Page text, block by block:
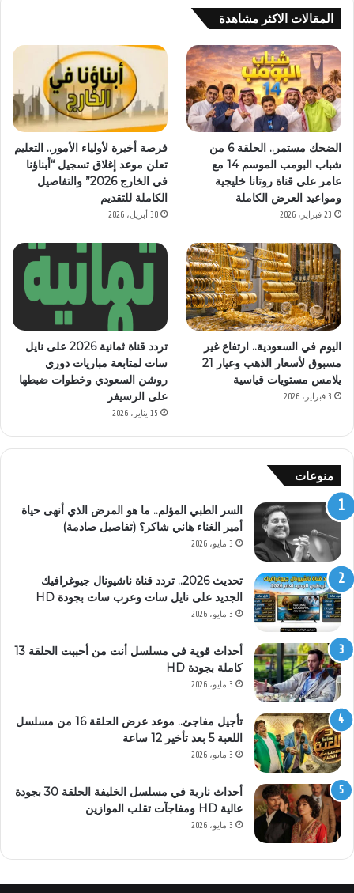
المقالات الاكثر مشاهدة
الضحك مستمر.. الحلقة 6 من
شباب البومب الموسم 14 مع
عامر على قناة روتانا خليجية
ومواعيد العرض الكاملة
23 فبراير، 2026
فرصة أخيرة لأولياء الأمور.. التعليم
تعلن موعد إغلاق تسجيل “أبناؤنا
في الخارج 2026” والتفاصيل
الكاملة للتقديم
30 أبريل، 2026
اليوم في السعودية.. ارتفاع غير
مسبوق لأسعار الذهب وعيار 21
يلامس مستويات قياسية
3 فبراير، 2026
تردد قناة ثمانية 2026 على نايل
سات لمتابعة مباريات دوري
روشن السعودي وخطوات ضبطها
على الرسيفر
15 يناير، 2026
منوعات
السر الطبي المؤلم.. ما هو المرض الذي أنهى حياة
أمير الغناء هاني شاكر؟ (تفاصيل صادمة)
3 مايو، 2026
تحديث 2026.. تردد قناة ناشيونال جيوغرافيك
الجديد على نايل سات وعرب سات بجودة HD
3 مايو، 2026
أحداث قوية في مسلسل أنت من أحببت الحلقة 13
كاملة بجودة HD
3 مايو، 2026
تأجيل مفاجئ.. موعد عرض الحلقة 16 من مسلسل
اللعبة 5 بعد تأخير 12 ساعة
3 مايو، 2026
أحداث نارية في مسلسل الخليفة الحلقة 30 بجودة
عالية HD ومفاجآت تقلب الموازين
3 مايو، 2026